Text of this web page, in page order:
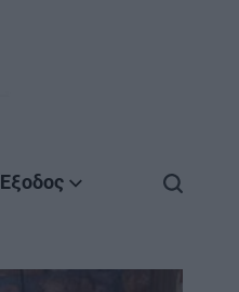
Έξοδος